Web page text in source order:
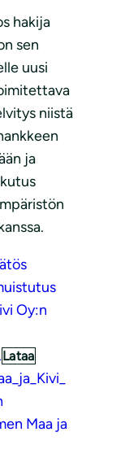
hakija
sen
uusi
niistä
ja
Oy:n
Lataa
Maa ja